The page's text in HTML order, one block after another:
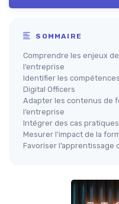
SOMMAIRE
Comprendre les enjeux
l’entreprise
Identifier les
Digital Officers
Adapter les contenus de
l’entreprise
Intégrer des cas
Mesurer l’impact de la
Favoriser